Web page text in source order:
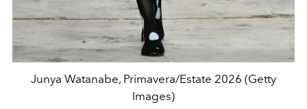
Junya Watanabe, Primavera/Estate 2026 (Getty
Images)